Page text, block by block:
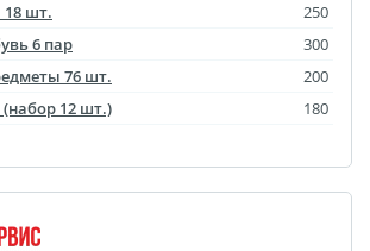
и
18 шт.
250
6 пар
300
76 шт.
200
(набор 12 шт.)
180